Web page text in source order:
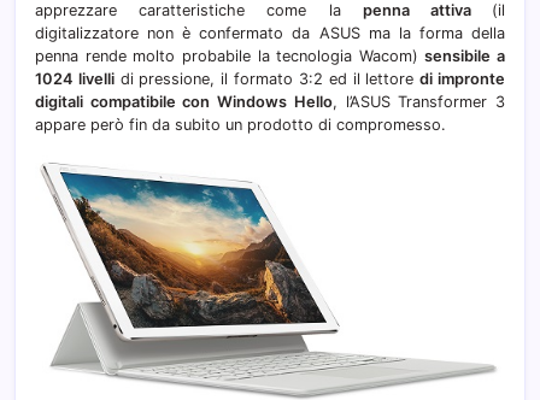
apprezzare caratteristiche come la penna attiva (il
digitalizzatore non è confermato da ASUS ma la forma della
penna rende molto probabile la tecnologia Wacom)sensibile a
1024 livellidi pressione, il formato 3:2 ed il lettoredi impronte
digitali compatibile con Windows Hello, l’ASUS Transformer 3
appare però fin da subito un prodotto di compromesso.